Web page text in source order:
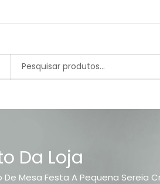
Da Loja
De Mesa Festa A Pequena Sereia